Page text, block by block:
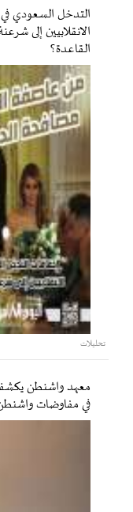
التدخل السعودي
الانقلابيين إلى
القاعدة؟
تحليلات
معهد واشنطن
في مفاوضات